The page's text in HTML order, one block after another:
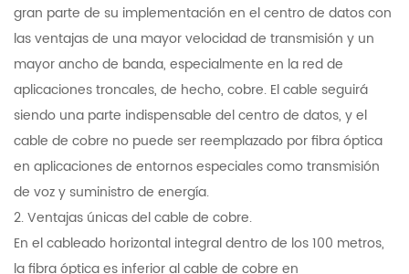
gran parte de su implementación en el centro de datos con
las ventajas de una mayor velocidad de transmisión y un
mayor ancho de banda, especialmente en la red de
aplicaciones troncales, de hecho, cobre. El cable seguirá
siendo una parte indispensable del centro de datos, y el
cable de cobre no puede ser reemplazado por fibra óptica
en aplicaciones de entornos especiales como transmisión
de voz y suministro de energía.
2. Ventajas únicas del cable de cobre.
En el cableado horizontal integral dentro de los 100 metros,
la fibra óptica es inferior al cable de cobre en